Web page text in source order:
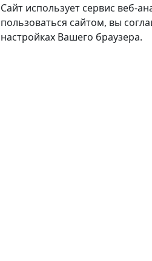
Сайт использует сервис веб-
пользоваться сайтом, вы
настройках Вашего браузера.